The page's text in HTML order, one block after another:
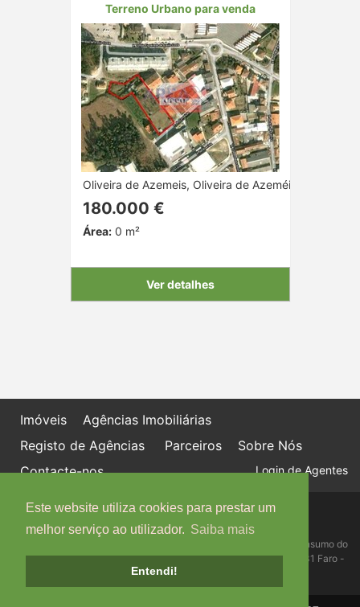
Este website utiliza cookies para prestar um
melhor serviço ao utilizador. Saiba mais
Entendi!
Terreno Urbano para venda
Oliveira de Azemeis, Oliveira de Azeméis, Aveiro
180.000 €
Área:0 m²
Ver detalhes
Imóveis
Agências Imobiliárias
Registo de Agências
Parceiros
Sobre Nós
Contacte-nos
Login de Agentes
Política de proteção de dados
Livro de Reclamações online
Centro de Informação, Mediação e Arbitragem de Conflitos de Consumo do
Algarve - Edifício Ninho de Empresas, Estrada da Penha, 8005-131 Faro -
Telefone: 289 823 135 cimaal@mail.telepac.pt